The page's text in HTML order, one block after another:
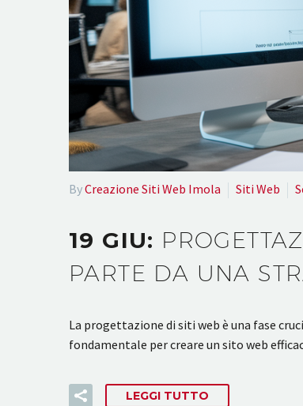
ByCreazione Siti Web Imola Siti Web
19 GIU:
PARTE DA UNA
La progettazione di siti web è una fase
fondamentale per creare un sito web
LEGGI TUTTO